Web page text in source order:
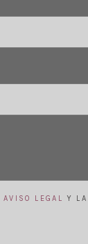
AVISO LEGAL Y LA